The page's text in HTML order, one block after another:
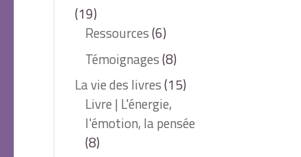
(19)
Ressources(6)
Témoignages(8)
La vie des livres(15)
Livre | L'énergie,
l'émotion, la pensée
(8)